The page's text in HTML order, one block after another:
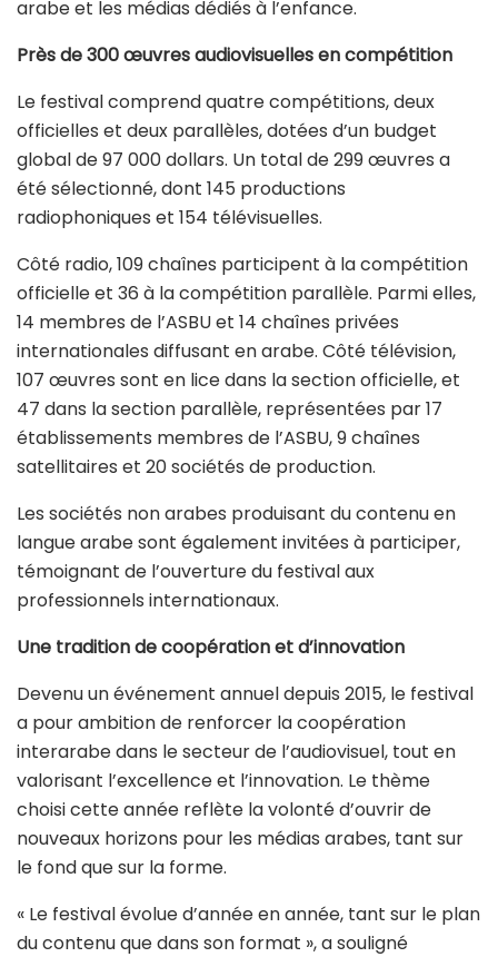
arabe et les médias dédiés à l’enfance.
Près de 300 œuvres audiovisuelles en compétition
Le festival comprend quatre compétitions, deux
officielles et deux parallèles, dotées d’un budget
global de 97 000 dollars. Un total de 299 œuvres a
été sélectionné, dont 145 productions
radiophoniques et 154 télévisuelles.
Côté radio, 109 chaînes participent à la compétition
officielle et 36 à la compétition parallèle. Parmi elles,
14 membres de l’ASBU et 14 chaînes privées
internationales diffusant en arabe. Côté télévision,
107 œuvres sont en lice dans la section officielle, et
47 dans la section parallèle, représentées par 17
établissements membres de l’ASBU, 9 chaînes
satellitaires et 20 sociétés de production.
Les sociétés non arabes produisant du contenu en
langue arabe sont également invitées à participer,
témoignant de l’ouverture du festival aux
professionnels internationaux.
Une tradition de coopération et d’innovation
Devenu un événement annuel depuis 2015, le festival
a pour ambition de renforcer la coopération
interarabe dans le secteur de l’audiovisuel, tout en
valorisant l’excellence et l’innovation. Le thème
choisi cette année reflète la volonté d’ouvrir de
nouveaux horizons pour les médias arabes, tant sur
le fond que sur la forme.
« Le festival évolue d’année en année, tant sur le plan
du contenu que dans son format », a souligné